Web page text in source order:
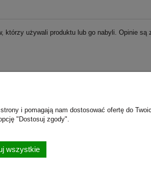
którzy używali produktu lub go nabyli. Opinie
Twoje zamówienia
Przechowalnia
i pomagają nam dostosować ofertę do
"Dostosuj zgody".
wszystkie